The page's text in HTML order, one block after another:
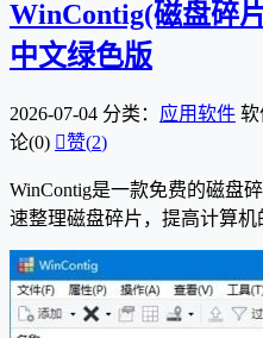
WinContig(磁盘碎
中文绿色版
2026-07-04 分类： 应用软件 软
论(0) 赞(2)
WinContig是一款免费的磁盘
速整理磁盘碎片，提高计算机